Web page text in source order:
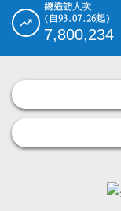
總造訪人次
(自93.07.26起)
7,800,234